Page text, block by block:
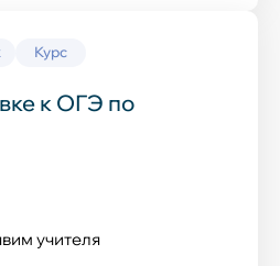
Курс
к ОГЭ по
учителя